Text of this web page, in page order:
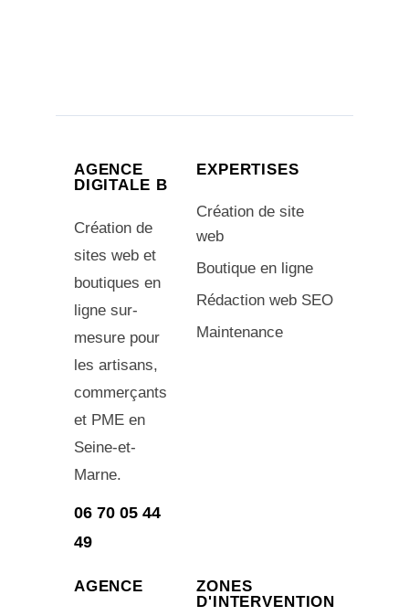
AGENCE
DIGITALE B
Création de
sites web et
boutiques en
ligne sur-
mesure pour
les artisans,
commerçants
et PME en
Seine-et-
Marne.
06 70 05 44
49
EXPERTISES
Création de site
web
Boutique en ligne
Rédaction web SEO
Maintenance
AGENCE
ZONES
D'INTERVENTION